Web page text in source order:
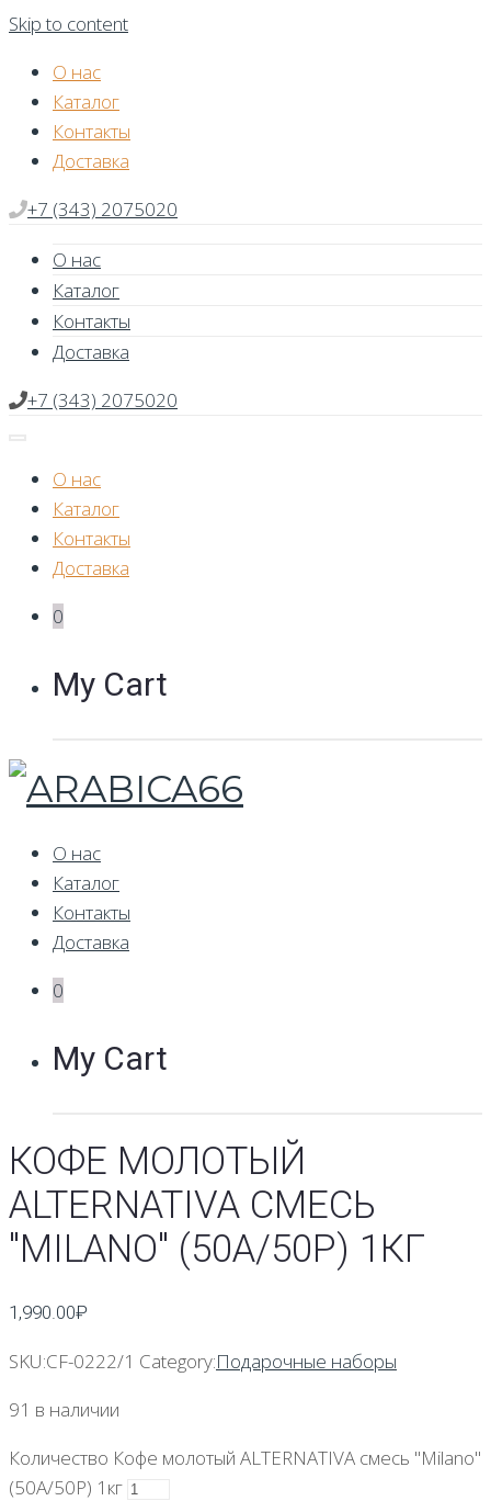
Skip to content
О нас
Каталог
Контакты
Доставка
+7 (343) 2075020
О нас
Каталог
Контакты
Доставка
+7 (343) 2075020
О нас
Каталог
Контакты
Доставка
0
My Cart
О нас
Каталог
Контакты
Доставка
0
My Cart
КОФЕ МОЛОТЫЙ
ALTERNATIVA СМЕСЬ
"MILANO" (50А/50Р) 1КГ
1,990.00₽
SKU:CF-0222/1 Category:Подарочные наборы
91 в наличии
Количество Кофе молотый ALTERNATIVA смесь "Milano"
(50А/50Р) 1кг